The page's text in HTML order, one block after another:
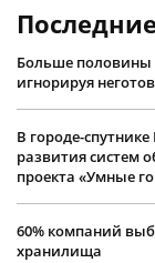
Больше половины
игнорируя
В городе-
развития систем
проекта «Умные
60% компаний
хранилища